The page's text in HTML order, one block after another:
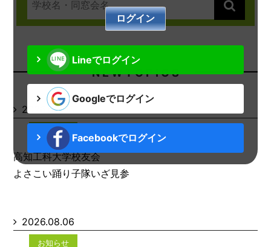
Lineでログイン
Googleでログイン
Facebookでログイン
N E W T O P I C S
2026.08.06
お知らせ
高知工科大学校友会
よさこい踊り子隊いざ見参
2026.08.06
お知らせ